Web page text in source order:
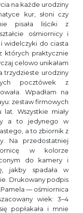
na każde urodziny
kur, słoni czy
pisała liściki z
ośmiornicy i
widelczyki do ciasta
których praktycznie
celowo unikałam
urodziny
pocztówek z
Wpadłam na
zestaw firmowych
Wszystkie miały
a to jedynego w
a to zbiornik z
Na przedostatniej
w kolorze
do kamery i
jakby spadała w
Drukowany podpis
— ośmiornica
wiek: 3–4
popłakała i mnie